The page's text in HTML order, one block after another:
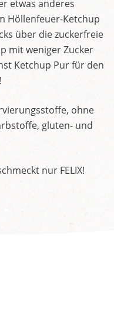
etwas anderes
Höllenfeuer-Ketchup
über die zuckerfreie
mit weniger Zucker
Ketchup Pur für den
ohne
gluten- und
nur FELIX!